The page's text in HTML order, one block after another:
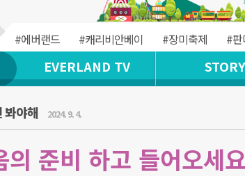
#에버랜드 #캐리비안베이 #장미축제 #
EVERLAND TV STORY
봐야해 2024. 9. 4.
의 준비 하고 들어오